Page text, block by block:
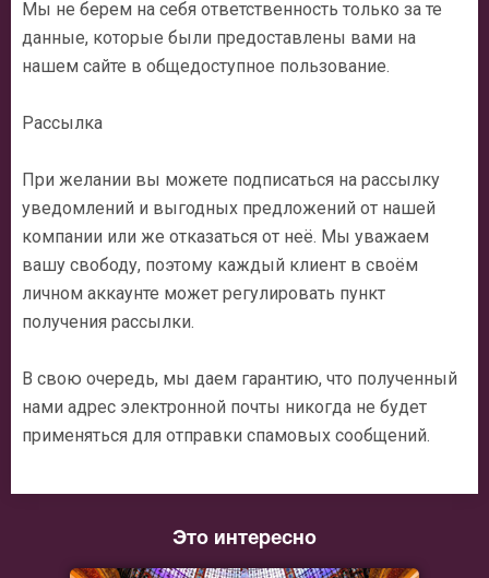
Мы не берем на себя ответственность только за те
данные, которые были предоставлены вами на
нашем сайте в общедоступное пользование.
Рассылка
При желании вы можете подписаться на рассылку
уведомлений и выгодных предложений от нашей
компании или же отказаться от неё. Мы уважаем
вашу свободу, поэтому каждый клиент в своём
личном аккаунте может регулировать пункт
получения рассылки.
В свою очередь, мы даем гарантию, что полученный
нами адрес электронной почты никогда не будет
применяться для отправки спамовых сообщений.
Это интересно